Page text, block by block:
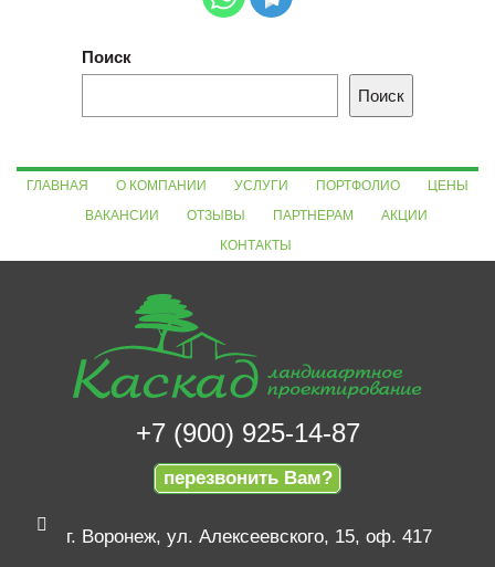
Поиск
Поиск
ГЛАВНАЯ О КОМПАНИИ УСЛУГИ ПОРТФОЛИО
ЦЕНЫ
ВАКАНСИИ
ОТЗЫВЫ ПАРТНЕРАМ
АКЦИИ
КОНТАКТЫ
+7 (900) 925-14-87
перезвонить Вам?
г. Воронеж, ул. Алексеевского, 15, оф. 417